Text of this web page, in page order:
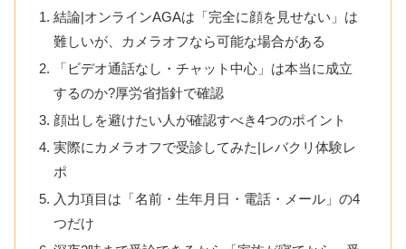
結論|オンラインAGAは「完全に顔を見せない」は
難しいが、カメラオフなら可能な場合がある
「ビデオ通話なし・チャット中心」は本当に成立
するのか?厚労省指針で確認
顔出しを避けたい人が確認すべき4つのポイント
実際にカメラオフで受診してみた|レバクリ体験レ
ポ
入力項目は「名前・生年月日・電話・メール」の4
つだけ